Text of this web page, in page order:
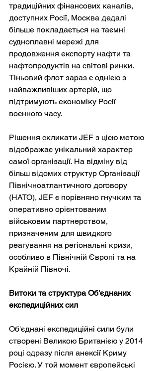
традиційних фінансових каналів,
доступних Росії, Москва дедалі
більше покладається на таємні
судноплавні мережі для
продовження експорту нафти та
нафтопродуктів на світові ринки.
Тіньовий флот зараз є однією з
найважливіших артерій, що
підтримують економіку Росії
воєнного часу.
Рішення скликати JEF з цією метою
відображає унікальний характер
самої організації. На відміну від
більш відомих структур Організації
Північноатлантичного договору
(НАТО), JEF є порівняно гнучким та
оперативно орієнтованим
військовим партнерством,
призначеним для швидкого
реагування на регіональні кризи,
особливо в Північній Європі та на
Крайній Півночі.
Витоки та структура Об'єднаних
експедиційних сил
Об'єднані експедиційні сили були
створені Великою Британією у 2014
році одразу після анексії Криму
Росією. У той момент європейські